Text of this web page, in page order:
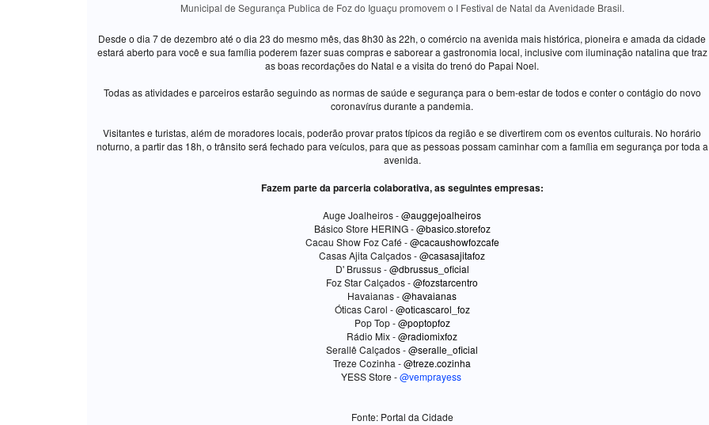
Municipal de Segurança Publica de Foz do Iguaçu promovem o I Festival de Natal da Avenidade Brasil.
Desde o dia 7 de dezembro até o dia 23 do mesmo mês, das 8h30 às 22h, o comércio na avenida mais histórica, pioneira e amada da cidade
estará aberto para você e sua família poderem fazer suas compras e saborear a gastronomia local, inclusive com iluminação natalina que traz
as boas recordações do Natal e a visita do trenó do Papai Noel.
Todas as atividades e parceiros estarão seguindo as normas de saúde e segurança para o bem-estar de todos e conter o contágio do novo
coronavírus durante a pandemia.
Visitantes e turistas, além de moradores locais, poderão provar pratos típicos da região e se divertirem com os eventos culturais. No horário
noturno, a partir das 18h, o trânsito será fechado para veículos, para que as pessoas possam caminhar com a família em segurança por toda a
avenida.
Fazem parte da parceria colaborativa, as seguintes empresas:
Auge Joalheiros -@auggejoalheiros
Básico Store HERING -@basico.storefoz
Cacau Show Foz Café -@cacaushowfozcafe
Casas Ajita Calçados -@casasajitafoz
D' Brussus -@dbrussus_oficial
Foz Star Calçados -@fozstarcentro
Havaianas -@havaianas
Óticas Carol -@oticascarol_foz
Pop Top -@poptopfoz
Rádio Mix -@radiomixfoz
Serallê Calçados -@seralle_oficial
Treze Cozinha -@treze.cozinha
YESS Store -@vemprayess
Fonte: Portal da Cidade